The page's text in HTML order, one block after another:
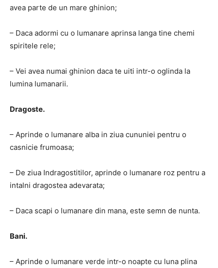
avea parte de un mare ghinion;
– Daca adormi cu o lumanare aprinsa langa tine chemi
spiritele rele;
– Vei avea numai ghinion daca te uiti intr-o oglinda la
lumina lumanarii.
Dragoste.
– Aprinde o lumanare alba in ziua cununiei pentru o
casnicie frumoasa;
– De ziua Indragostitilor, aprinde o lumanare roz pentru a
intalni dragostea adevarata;
– Daca scapi o lumanare din mana, este semn de nunta.
Bani.
– Aprinde o lumanare verde intr-o noapte cu luna plina